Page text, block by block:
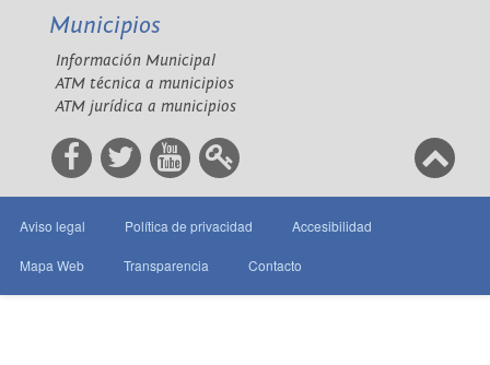
Municipios
Información Municipal
ATM técnica a municipios
ATM jurídica a municipios
Aviso legal Política de privacidad Accesibilidad
Mapa Web Transparencia Contacto